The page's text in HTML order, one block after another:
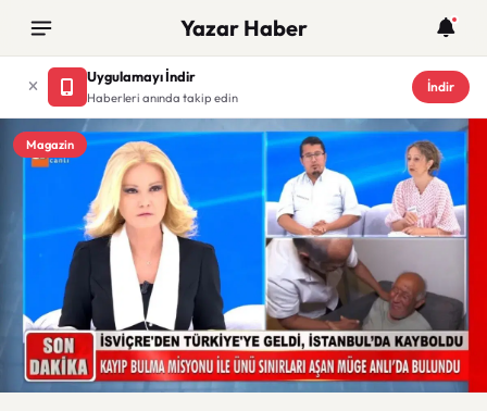
Yazar Haber
Uygulamayı İndir
Haberleri anında takip edin
İndir
Magazin